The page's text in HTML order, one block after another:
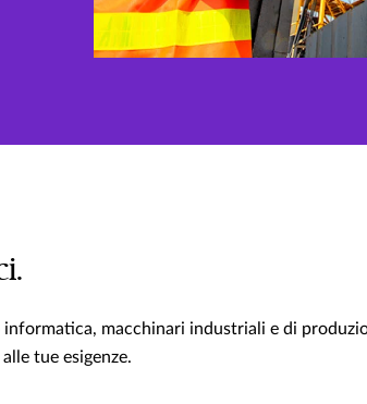
informatica, macchinari industriali e di
tue esigenze.